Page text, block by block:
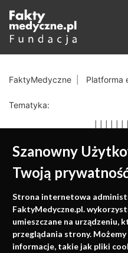
Szanowny
Twoją
Strona internetowa
FaktyMedyczne.pl.
umieszczane na urządzeniu,
przeglądania strony.
informacje, takie jak pliki
FaktyMedyczne Platforma
Tematyka:
Konferencje,